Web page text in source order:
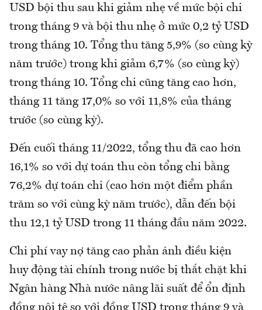
USD bội thu sau khi giảm nhẹ về mức bội chi
trong tháng 9 và bội thu nhẹ ở mức 0,2 tỷ USD
trong tháng 10. Tổng thu tăng 5,9% (so cùng kỳ
năm trước) trong khi giảm 6,7% (so cùng kỳ)
trong tháng 10. Tổng chi cũng tăng cao hơn,
tháng 11 tăng 17,0% so với 11,8% của tháng
trước (so cùng kỳ).
Đến cuối tháng 11/2022, tổng thu đã cao hơn
16,1% so với dự toán thu còn tổng chi bằng
76,2% dự toán chi (cao hơn một điểm phần
trăm so với cùng kỳ năm trước), dẫn đến bội
thu 12,1 tỷ USD trong 11 tháng đầu năm 2022.
Chi phí vay nợ tăng cao phản ánh điều kiện
huy động tài chính trong nước bị thắt chặt khi
Ngân hàng Nhà nước nâng lãi suất để ổn định
đồng nội tệ so với đồng USD trong tháng 9 và